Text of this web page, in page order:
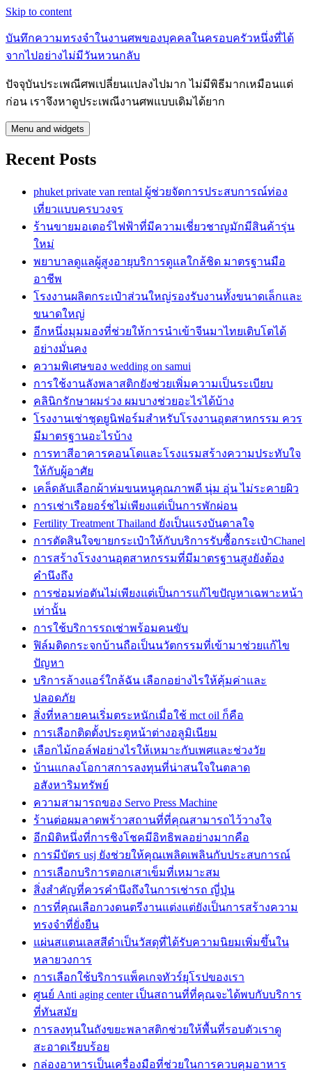
Skip to content
บันทึกความทรงจำในงานศพของบุคคลในครอบครัวหนึ่งที่ได้
จากไปอย่างไม่มีวันหวนกลับ
ปัจจุบันประเพณีศพเปลี่ยนแปลงไปมาก ไม่มีพิธีมากเหมือนแต่
ก่อน เราจึงหาดูประเพณีงานศพแบบเดิมได้ยาก
Menu and widgets
Recent Posts
phuket private van rental ผู้ช่วยจัดการประสบการณ์ท่อง
เที่ยวแบบครบวงจร
ร้านขายมอเตอร์ไฟฟ้าที่มีความเชี่ยวชาญมักมีสินค้ารุ่น
ใหม่
พยาบาลดูแลผู้สูงอายุบริการดูแลใกล้ชิด มาตรฐานมือ
อาชีพ
โรงงานผลิตกระเป๋าส่วนใหญ่รองรับงานทั้งขนาดเล็กและ
ขนาดใหญ่
อีกหนึ่งมุมมองที่ช่วยให้การนำเข้าจีนมาไทยเติบโตได้
อย่างมั่นคง
ความพิเศษของ wedding on samui
การใช้งานลังพลาสติกยังช่วยเพิ่มความเป็นระเบียบ
คลินิกรักษาผมร่วง ผมบางช่วยอะไรได้บ้าง
โรงงานเช่าชุดยูนิฟอร์มสำหรับโรงงานอุตสาหกรรม ควร
มีมาตรฐานอะไรบ้าง
การทาสีอาคารคอนโดและโรงแรมสร้างความประทับใจ
ให้กับผู้อาศัย
เคล็ดลับเลือกผ้าห่มขนหนูคุณภาพดี นุ่ม อุ่น ไม่ระคายผิว
การเช่าเรือยอร์ชไม่เพียงแต่เป็นการพักผ่อน
Fertility Treatment Thailand ยังเป็นแรงบันดาลใจ
การตัดสินใจขายกระเป๋าให้กับบริการรับซื้อกระเป๋าChanel
การสร้างโรงงานอุตสาหกรรมที่มีมาตรฐานสูงยังต้อง
คำนึงถึง
การซ่อมท่อตันไม่เพียงแต่เป็นการแก้ไขปัญหาเฉพาะหน้า
เท่านั้น
การใช้บริการรถเช่าพร้อมคนขับ
ฟิล์มติดกระจกบ้านถือเป็นนวัตกรรมที่เข้ามาช่วยแก้ไข
ปัญหา
บริการล้างแอร์ใกล้ฉัน เลือกอย่างไรให้คุ้มค่าและ
ปลอดภัย
สิ่งที่หลายคนเริ่มตระหนักเมื่อใช้ mct oil ก็คือ
การเลือกติดตั้งประตูหน้าต่างอลูมิเนียม
เลือกไม้กอล์ฟอย่างไรให้เหมาะกับเพศและช่วงวัย
บ้านแกลงโอกาสการลงทุนที่น่าสนใจในตลาด
อสังหาริมทรัพย์
ความสามารถของ Servo Press Machine
ร้านต่อผมลาดพร้าวสถานที่ที่คุณสามารถไว้วางใจ
อีกมิติหนึ่งที่การชิงโชคมีอิทธิพลอย่างมากคือ
การมีบัตร usj ยังช่วยให้คุณเพลิดเพลินกับประสบการณ์
การเลือกบริการตอกเสาเข็มที่เหมาะสม
สิ่งสำคัญที่ควรคำนึงถึงในการเช่ารถ ญี่ปุ่น
การที่คุณเลือกวงดนตรีงานแต่งแต่ยังเป็นการสร้างความ
ทรงจำที่ยั่งยืน
แผ่นสแตนเลสสีดำเป็นวัสดุที่ได้รับความนิยมเพิ่มขึ้นใน
หลายวงการ
การเลือกใช้บริการแพ็คเกจทัวร์ยุโรปของเรา
ศูนย์ Anti aging center เป็นสถานที่ที่คุณจะได้พบกับบริการ
ที่ทันสมัย
การลงทุนในถังขยะพลาสติกช่วยให้พื้นที่รอบตัวเราดู
สะอาดเรียบร้อย
กล่องอาหารเป็นเครื่องมือที่ช่วยในการควบคุมอาหาร